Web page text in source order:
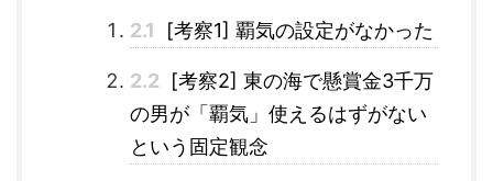
2.1
[考察1] 覇気の設定がなかった
2.2
[考察2] 東の海で懸賞金3千万
の男が「覇気」使えるはずがない
という固定観念